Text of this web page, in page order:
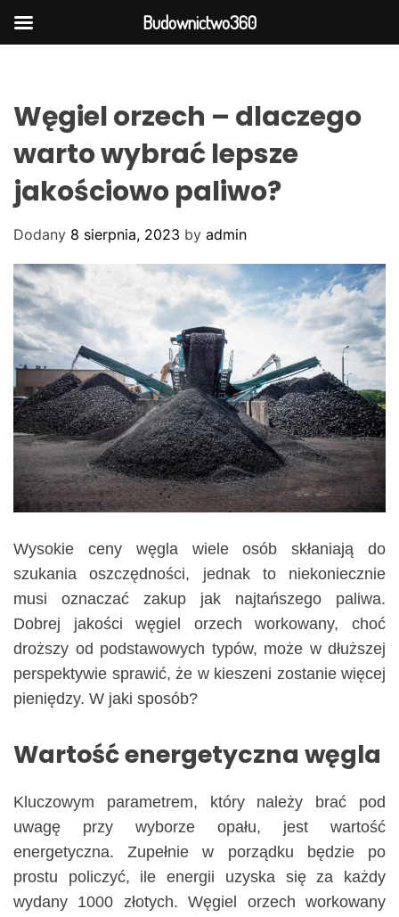
Węgiel orzech – dlaczego
warto wybrać lepsze
jakościowo paliwo?
Dodany 8 sierpnia, 2023 by admin
Wysokie ceny węgla wiele osób skłaniają do
szukania oszczędności, jednak to niekoniecznie
musi oznaczać zakup jak najtańszego paliwa.
Dobrej jakości węgiel orzech workowany, choć
droższy od podstawowych typów, może w dłuższej
perspektywie sprawić, że w kieszeni zostanie więcej
pieniędzy. W jaki sposób?
Wartość energetyczna węgla
Kluczowym parametrem, który należy brać pod
uwagę przy wyborze opału, jest wartość
energetyczna. Zupełnie w porządku będzie po
prostu policzyć, ile energii uzyska się za każdy
wydany 1000 złotych. Węgiel orzech workowany
Budownictwo360